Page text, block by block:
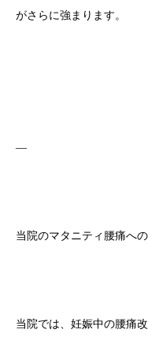
がさらに強まります。
—
当院のマタニティ腰痛へ
当院では、妊娠中の腰痛